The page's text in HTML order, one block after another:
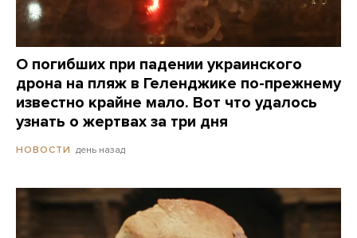
О погибших при падении украинского
дрона на пляж в Геленджике по-прежнему
известно крайне мало. Вот что удалось
узнать о жертвах за три дня
НОВОСТИ день назад